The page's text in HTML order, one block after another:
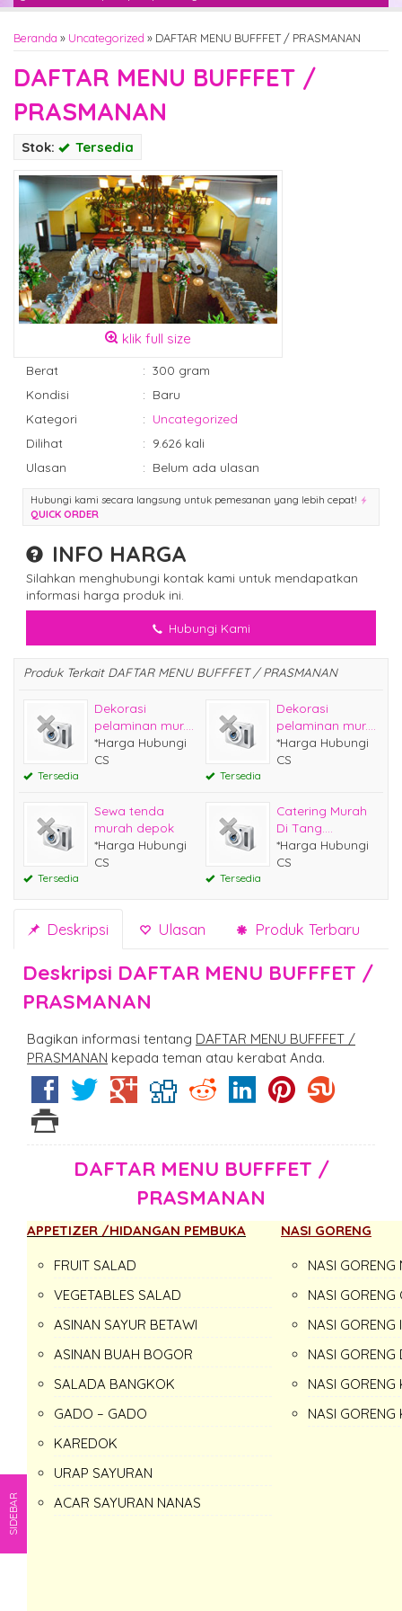
Beranda » Uncategorized » DAFTAR MENU BUFFFET / PRASMANAN
DAFTAR MENU BUFFFET /
PRASMANAN
Stok: Tersedia
klik full size
Berat : 300 gram
Kondisi
: Baru
Kategori
: Uncategorized
Dilihat
: 9.626 kali
Ulasan
: Belum ada ulasan
Hubungi kami secara langsung untuk pemesanan yang lebih cepat!
QUICK ORDER
INFO HARGA
Silahkan menghubungi kontak kami untuk mendapatkan
informasi harga produk ini.
Hubungi Kami
Produk Terkait DAFTAR MENU BUFFFET / PRASMANAN
Dekorasi
pelaminan mur....
*Harga Hubungi
CS
Tersedia
Dekorasi
pelaminan mur....
*Harga Hubungi
CS
Tersedia
Sewa tenda
murah depok
*Harga Hubungi
CS
Tersedia
Catering Murah
Di Tang....
*Harga Hubungi
CS
Tersedia
Deskripsi Ulasan Produk Terbaru
Deskripsi DAFTAR MENU BUFFFET /
PRASMANAN
Bagikan informasi tentang DAFTAR MENU BUFFFET /
PRASMANAN kepada teman atau kerabat Anda.
DAFTAR MENU BUFFFET /
PRASMANAN
APPETIZER /HIDANGAN PEMBUKA
FRUIT SALAD
VEGETABLES SALAD
ASINAN SAYUR BETAWI
ASINAN BUAH BOGOR
SALADA BANGKOK
GADO – GADO
KAREDOK
URAP SAYURAN
ACAR SAYURAN NANAS
NASI GORENG
NASI GORENG
NASI GORENG
NASI GORENG
NASI GORENG
NASI
NASI GORENG
SIDEBAR